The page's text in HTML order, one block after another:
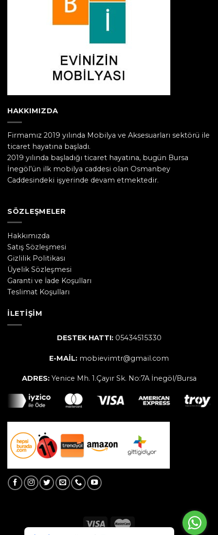
HAKKIMIZDA
Firmamız 2019 yılında Mobilya ve Aksesuarları sektörü ile
ticaret hayatına başladı.
2019 yılında başladığı ticaret hayatına, bugün Bursa
İnegöl’ün ilk mobilya caddesi olan Osmanbey
Caddesindeki işyerinde devam etmektedir.
SÖZLEŞMELER
Hakkımızda
Satış Sözleşmesi
Gizlilik Politikası
Üyelik Sözleşmesi
Garanti ve İade Koşulları
Teslimat Koşulları
İLETIŞIM
DESTEK HATTI:05434515330
E-MAİL: mobievimtr@gmail.com
ADRES: Yenice Mh. 1.Çayır Sk. No:7A İnegöl/Bursa